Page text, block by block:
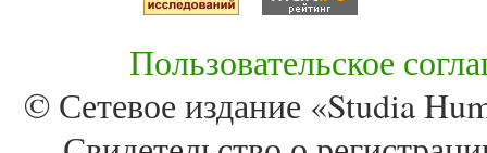
Пользовательское
© Сетевое издание «Studia